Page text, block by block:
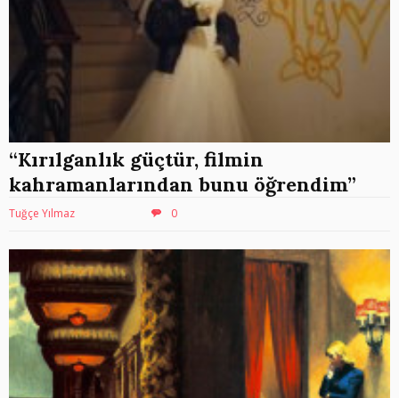
“Kırılganlık güçtür, filmin
kahramanlarından bunu öğrendim”
Tuğçe Yılmaz 0